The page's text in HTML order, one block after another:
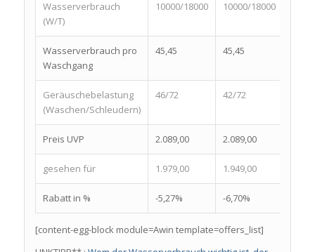
Wasserverbrauch
(W/T)
10000/18000 10000/18000
Wasserverbrauch pro
Waschgang
45,45 45,45
Geräuschebelastung
(Waschen/Schleudern)
46/72 42/72
Preis UVP 2.089,00 2.089,00
gesehen für 1.979,00 1.949,00
Rabatt in % -5,27% -6,70%
[content-egg-block module=Awin template=offers_list]